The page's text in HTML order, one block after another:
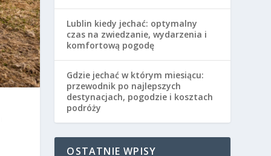
Lublin kiedy jechać: optymalny
czas na zwiedzanie, wydarzenia i
komfortową pogodę
Gdzie jechać w którym miesiącu:
przewodnik po najlepszych
destynacjach, pogodzie i kosztach
podróży
OSTATNIE WPISY